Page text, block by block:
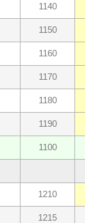
1140
1150
1160
1170
1180
1190
1100
1210
1215